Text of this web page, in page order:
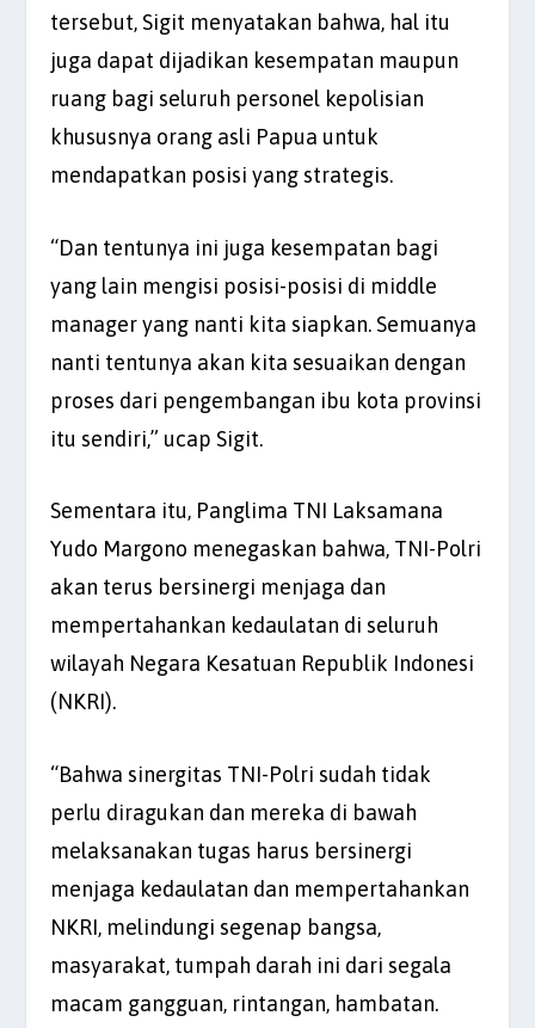
tersebut, Sigit menyatakan bahwa, hal itu
juga dapat dijadikan kesempatan maupun
ruang bagi seluruh personel kepolisian
khususnya orang asli Papua untuk
mendapatkan posisi yang strategis.
“Dan tentunya ini juga kesempatan bagi
yang lain mengisi posisi-posisi di middle
manager yang nanti kita siapkan. Semuanya
nanti tentunya akan kita sesuaikan dengan
proses dari pengembangan ibu kota provinsi
itu sendiri,” ucap Sigit.
Sementara itu, Panglima TNI Laksamana
Yudo Margono menegaskan bahwa, TNI-Polri
akan terus bersinergi menjaga dan
mempertahankan kedaulatan di seluruh
wilayah Negara Kesatuan Republik Indonesi
(NKRI).
“Bahwa sinergitas TNI-Polri sudah tidak
perlu diragukan dan mereka di bawah
melaksanakan tugas harus bersinergi
menjaga kedaulatan dan mempertahankan
NKRI, melindungi segenap bangsa,
masyarakat, tumpah darah ini dari segala
macam gangguan, rintangan, hambatan.